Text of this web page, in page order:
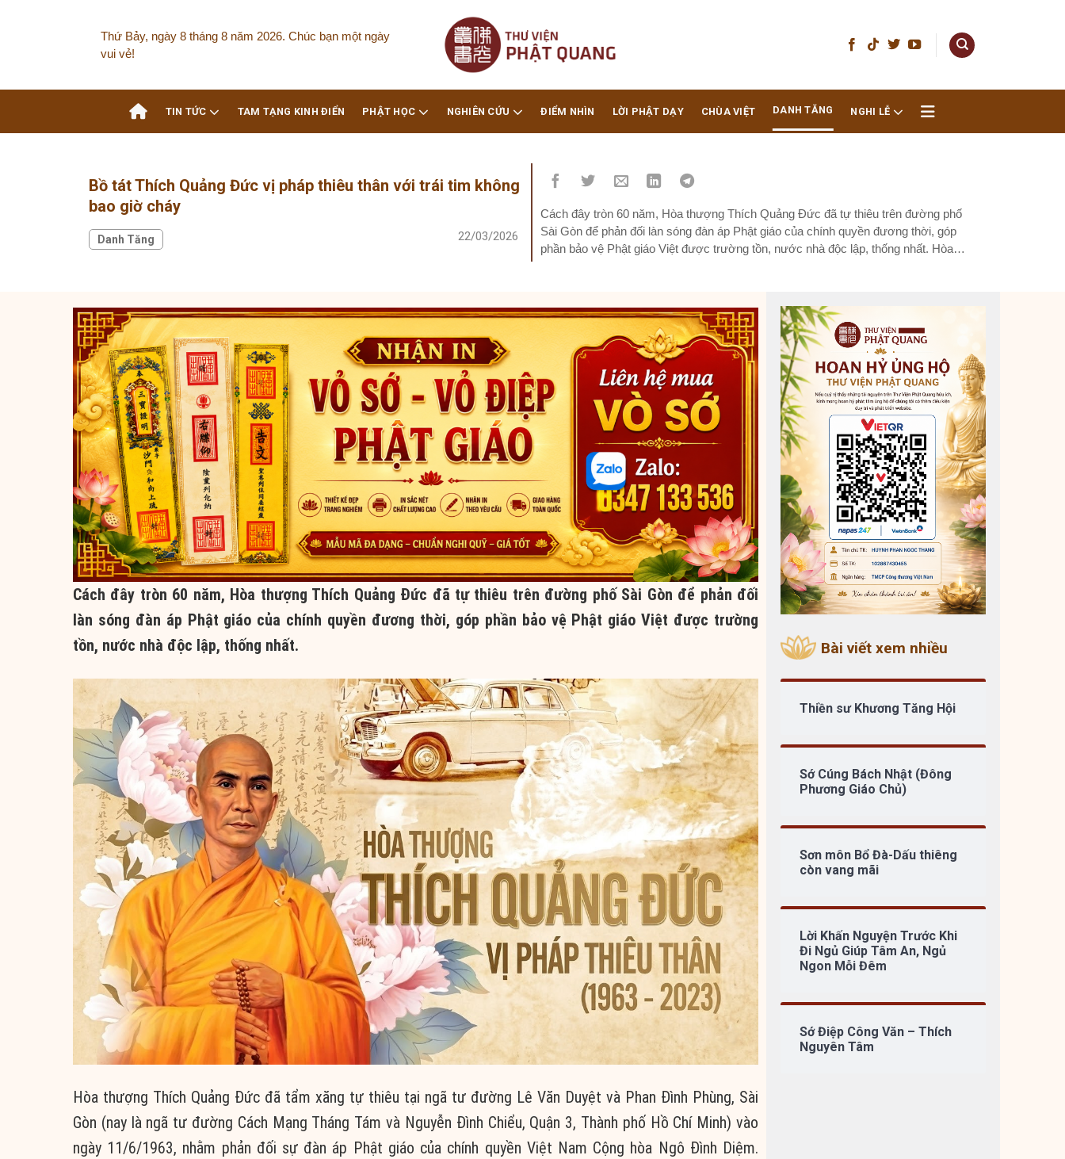
Thứ Bảy, ngày 8 tháng 8 năm 2026. Chúc bạn một ngày
vui vẻ!
TIN TỨC TAM TẠNG KINH ĐIỂN PHẬT HỌC NGHIÊN CỨU ĐIỂM NHÌN LỜI PHẬT DẠY CHÙA VIỆT DANH TĂNG NGHI LỄ
Bồ tát Thích Quảng Đức vị pháp thiêu thân với trái tim không
bao giờ cháy
Danh Tăng 22/03/2026
Cách đây tròn 60 năm, Hòa thượng Thích Quảng Đức đã tự thiêu trên đường phố
Sài Gòn để phản đối làn sóng đàn áp Phật giáo của chính quyền đương thời, góp
phần bảo vệ Phật giáo Việt được trường tồn, nước nhà độc lập, thống nhất. Hòa
Cách đây tròn 60 năm, Hòa thượng Thích Quảng Đức đã tự thiêu trên đường phố Sài Gòn để phản đối
làn sóng đàn áp Phật giáo của chính quyền đương thời, góp phần bảo vệ Phật giáo Việt được trường
tồn, nước nhà độc lập, thống nhất.
Hòa thượng Thích Quảng Đức đã tẩm xăng tự thiêu tại ngã tư đường Lê Văn Duyệt và Phan Đình Phùng, Sài
Gòn (nay là ngã tư đường Cách Mạng Tháng Tám và Nguyễn Đình Chiểu, Quận 3, Thành phố Hồ Chí Minh) vào
ngày 11/6/1963, nhằm phản đối sự đàn áp Phật giáo của chính quyền Việt Nam Cộng hòa Ngô Đình Diệm.
Bài viết xem nhiều
Thiền sư Khương Tăng Hội
Sớ Cúng Bách Nhật (Đông
Phương Giáo Chủ)
Sơn môn Bổ Đà-Dấu thiêng
còn vang mãi
Lời Khấn Nguyện Trước Khi
Đi Ngủ Giúp Tâm An, Ngủ
Ngon Mỗi Đêm
Sớ Điệp Công Văn – Thích
Nguyên Tâm